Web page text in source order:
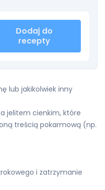
Dodaj do
recepty
lub jakikolwiek inny
jelitem cienkim, które
treścią pokarmową (np.
i zatrzymanie